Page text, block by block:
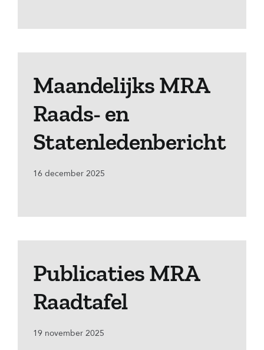
Maandelijks MRA
Raads- en
Statenledenbericht
16 december 2025
Publicaties MRA
Raadtafel
19 november 2025